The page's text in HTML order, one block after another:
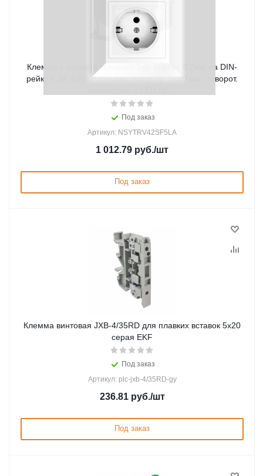
Клемма с плавкой вставкой 1ур. ячейка 8.2мм на DIN-
рейку 6.3А 0.2мм² с плавк. предохр. 5х20 мм, поворот.
Под заказ
Артикул: NSYTRV42SF5LA
1 012.79 руб./шт
Под заказ
Клемма винтовая JXB-4/35RD для плавких вставок 5х20
серая EKF
Под заказ
Артикул: plc-jxb-4/35RD-gy
236.81руб./шт
Под заказ